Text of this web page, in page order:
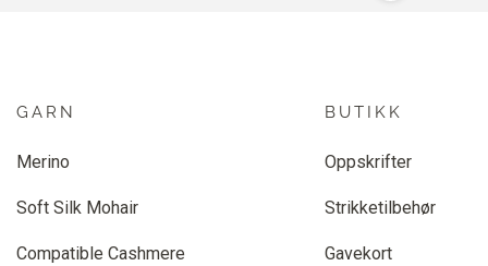
GARN
Merino
Soft Silk Mohair
Compatible Cashmere
BUTIKK
Oppskrifter
Strikketilbehør
Gavekort